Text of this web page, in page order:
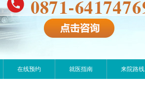
在线预约 就医指南 来院路线